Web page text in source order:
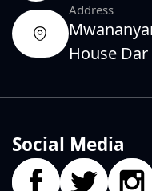
Address
House Dar
Social Media